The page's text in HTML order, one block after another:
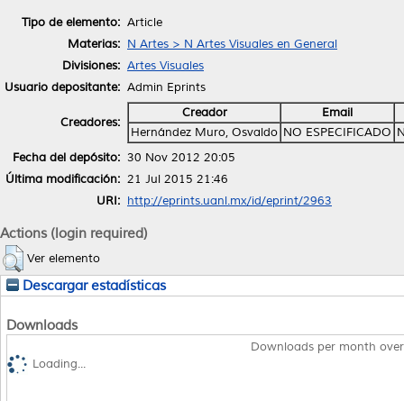
Tipo de elemento: Article
Materias: N Artes > N Artes Visuales en General
Divisiones: Artes Visuales
Usuario depositante: Admin Eprints
Creadores:
Creador
Email
Hernández Muro, Osvaldo NO ESPECIFICADO
Fecha del depósito: 30 Nov 2012 20:05
Última modificación: 21 Jul 2015 21:46
URI: http://eprints.uanl.mx/id/eprint/2963
Actions (login required)
Ver elemento
Descargar estadísticas
Downloads
Downloads per month
Loading...